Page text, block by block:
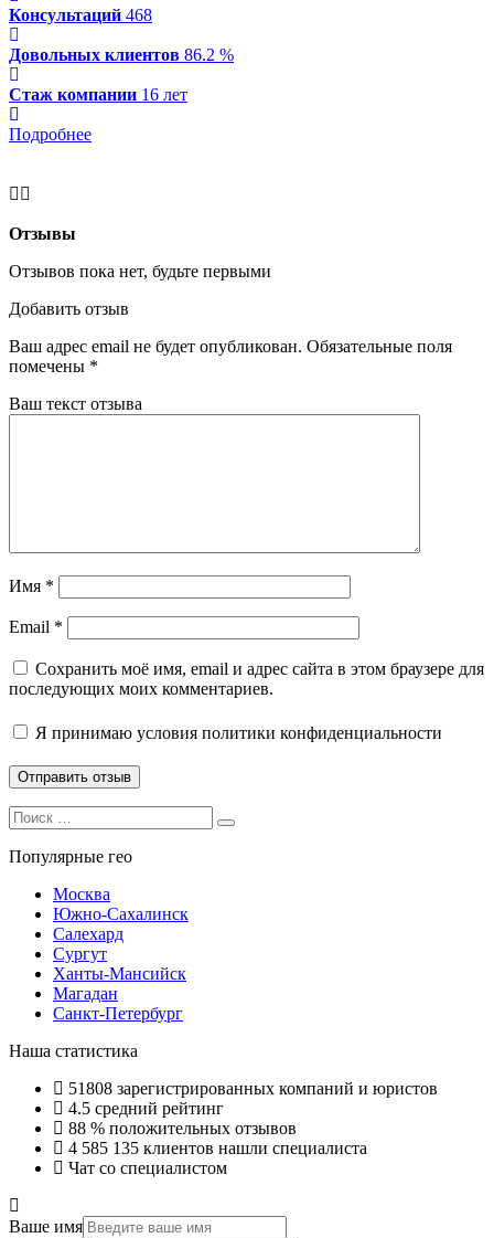
Консультаций 468
Довольных клиентов 86.2 %
Стаж компании 16 лет
Подробнее
Отзывы
Отзывов пока нет, будьте первыми
Добавить отзыв
Ваш адрес email не будет опубликован. Обязательные поля
помечены *
Ваш текст отзыва
Имя *
Email *
Сохранить моё имя, email и адрес сайта в этом браузере для
последующих моих комментариев.
Я принимаю условия политики конфиденциальности
Search
for:
Search
Популярные гео
Москва
Южно-Сахалинск
Салехард
Сургут
Ханты-Мансийск
Магадан
Санкт-Петербург
Наша статистика
51808 зарегистрированных компаний и юристов
4.5 средний рейтинг
88 % положительных отзывов
4 585 135 клиентов нашли специалиста
Чат со специалистом
Ваше имя